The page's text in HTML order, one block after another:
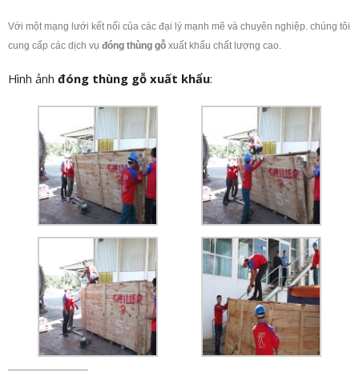
Với một mạng lưới kết nối của các đại lý mạnh mẽ và chuyên nghiệp. chúng tôi
cung cấp các dịch vụ đóng thùng gỗ xuất khẩu chất lượng cao.
Hình ảnh đóng thùng gỗ xuất khẩu:
————————-